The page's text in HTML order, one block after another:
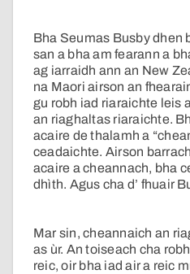
Bha Seumas Busby dhen
san a bha am fearann a
ag iarraidh ann an New
na Maori airson an
gu robh iad riaraichte leis
an riaghaltas riaraichte.
acaire de thalamh a
ceadaichte. Airson
acaire a cheannach, bha
dhìth. Agus cha d’ fhuair
Mar sin, cheannaich an
as ùr. An toiseach cha
reic, oir bha iad air a reic